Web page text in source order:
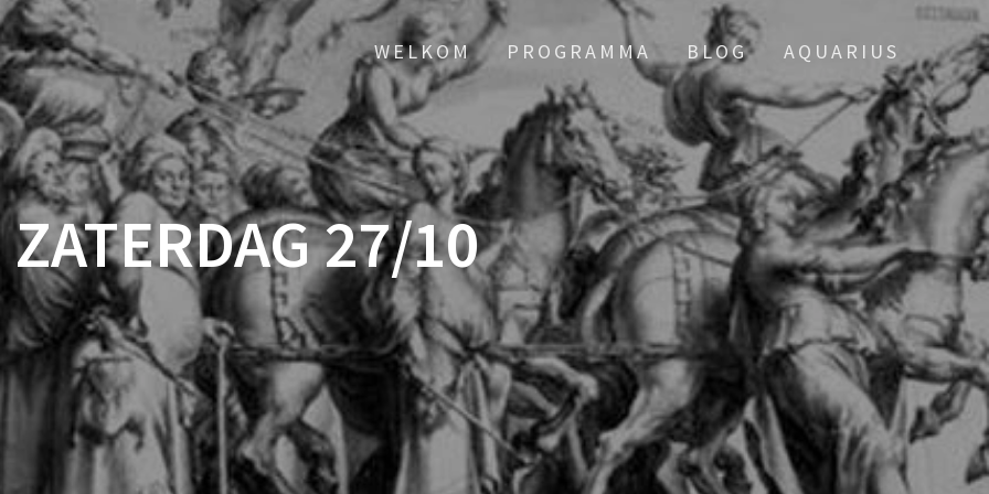
WELKOM PROGRAMMA BLOG AQUARIUS
ZATERDAG 27/10